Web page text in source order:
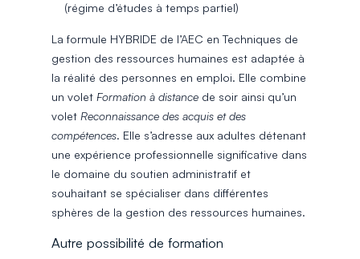
(régime d’études à temps partiel)
La formule HYBRIDE de l’AEC en Techniques de
gestion des ressources humaines est adaptée à
la réalité des personnes en emploi. Elle combine
un volet Formation à distance de soir ainsi qu’un
volet Reconnaissance des acquis et des
compétences. Elle s’adresse aux adultes détenant
une expérience professionnelle significative dans
le domaine du soutien administratif et
souhaitant se spécialiser dans différentes
sphères de la gestion des ressources humaines.
Autre possibilité de formation